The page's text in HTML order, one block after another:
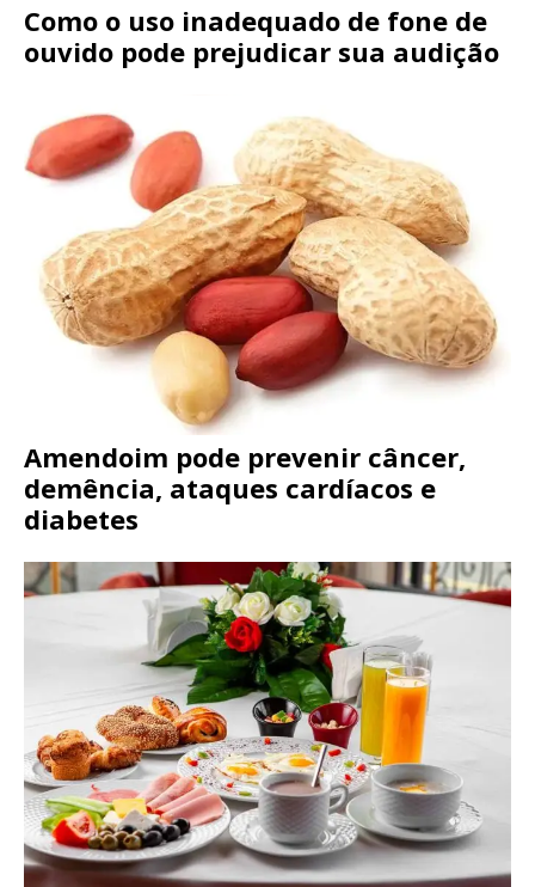
Como o uso inadequado de fone de
ouvido pode prejudicar sua audição
Amendoim pode prevenir câncer,
demência, ataques cardíacos e
diabetes